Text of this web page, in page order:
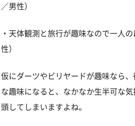
／男性）
・天体観測と旅行が趣味なので一人
性）
仮にダーツやビリヤードが趣味なら
な趣味になると、なかなか生半可な
頭してしまいますよね。